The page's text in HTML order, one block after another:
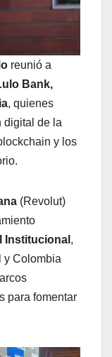
reunió a
Bank,
, quienes
digital de la
y los
(Revolut)
Institucional ,
y Colombia
para fomentar